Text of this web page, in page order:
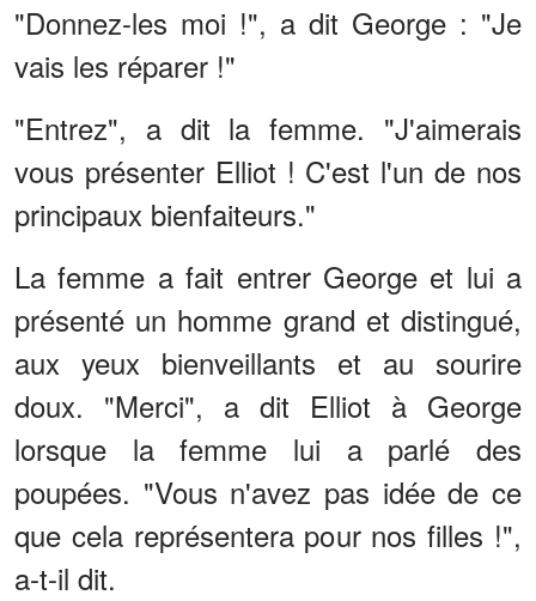
"Donnez-les moi !", a dit George : "Je
vais les réparer !"
"Entrez", a dit la femme. "J'aimerais
vous présenter Elliot ! C'est l'un de nos
principaux bienfaiteurs."
La femme a fait entrer George et lui a
présenté un homme grand et distingué,
aux yeux bienveillants et au sourire
doux. "Merci", a dit Elliot à George
lorsque la femme lui a parlé des
poupées. "Vous n'avez pas idée de ce
que cela représentera pour nos filles !",
a-t-il dit.